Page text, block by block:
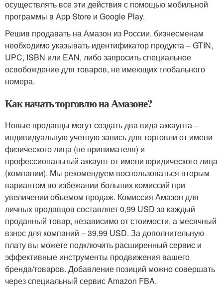
осуществлять все эти действия с помощью мобильной
программы в App Store и Google Play.
Решив продавать на Амазон из России, бизнесменам
необходимо указывать идентификатор продукта – GTIN,
UPC, ISBN или EAN, либо запросить специальное
освобождение для товаров, не имеющих глобального
номера.
Как начать торговлю на Амазоне?
Новые продавцы могут создать два вида аккаунта –
индивидуальную учетную запись для торговли от имени
физического лица (не принимателя) и
профессиональный аккаунт от имени юридического лица
(компании). Мы рекомендуем воспользоваться вторым
вариантом во избежании больших комиссий при
увеличении объемом продаж. Комиссия Амазон для
личных продавцов составляет 0,99 USD за каждый
проданный товар, независимо от стоимости, а месячный
взнос для компаний – 39,99 USD. За дополнительную
плату вы можете подключить расширенный сервис и
эффективные инструменты продвижения вашего
бренда/товаров. Добавление позиций можно совершать
через специальный сервис Amazon FBA.